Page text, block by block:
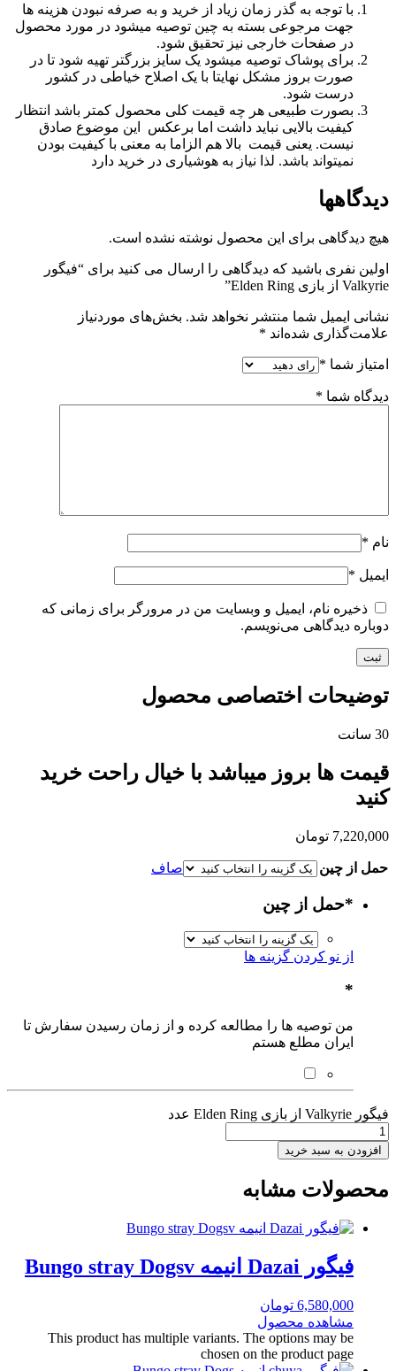
با توجه به گذر زمان زیاد از خرید و به صرفه نبودن هزینه ها
جهت مرجوعی بسته به چین توصیه میشود در مورد محصول
در صفحات خارجی نیز تحقیق شود.
برای پوشاک توصیه میشود یک سایز بزرگتر تهیه شود تا در
صورت بروز مشکل نهایتا با یک اصلاح خیاطی در کشور
درست شود.
بصورت طبیعی هر چه قیمت کلی محصول کمتر باشد انتظار
کیفیت بالایی نباید داشت اما برعکس این موضوع صادق
نیست. یعنی قیمت بالا هم الزاما به معنی با کیفیت بودن
نمیتواند باشد. لذا نیاز به هوشیاری در خرید دارد
دیدگاهها
هیچ دیدگاهی برای این محصول نوشته نشده است.
اولین نفری باشید که دیدگاهی را ارسال می کنید برای “فیگور
Valkyrie از بازی Elden Ring”
نشانی ایمیل شما منتشر نخواهد شد. بخش‌های موردنیاز
علامت‌گذاری شده‌اند *
امتیاز شما *
دیدگاه شما *
نام *
ایمیل *
ذخیره نام، ایمیل و وبسایت من در مرورگر برای زمانی که
دوباره دیدگاهی می‌نویسم.
توضیحات اختصاصی محصول
30 سانت
قیمت ها بروز میباشد با خیال راحت خرید
کنید
7,220,000 تومان
حمل از چین صاف
*حمل از چین
از نو کردن گزینه ها
*
من توصیه ها را مطالعه کرده و از زمان رسیدن سفارش تا
ایران مطلع هستم
فیگور Valkyrie از بازی Elden Ring عدد
افزودن به سبد خرید
محصولات مشابه
فیگور Dazai انیمه Bungo stray Dogsv
6,580,000 تومان
مشاهده محصول
This product has multiple variants. The options may be
chosen on the product page